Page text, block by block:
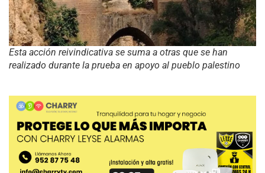
Esta acción reivindicativa se suma a otras que se han
realizado durante la prueba en apoyo al pueblo palestino